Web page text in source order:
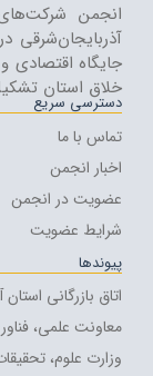
انجمن
جایگاه اقتصادی
خلاق استان
دسترسی سریع
تماس با ما
اخبار انجمن
عضویت در انجمن
شرایط عضویت
پیوندها
اتاق بازرگانی
معاونت علمی،
وزارت علوم،